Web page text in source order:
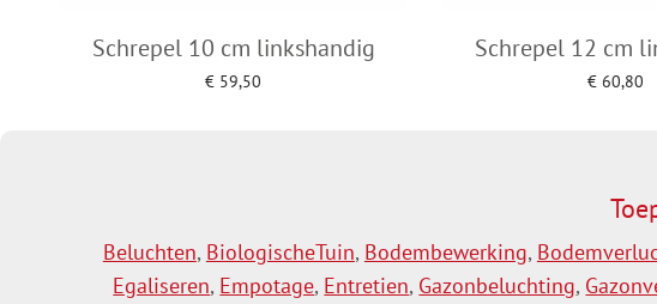
Schrepel 10 cm linkshandig
€ 59,50
Schrepel 12 cm
€ 60,80
Beluchten, BiologischeTuin, Bodembewerking,
Egaliseren, Empotage, Entretien, Gazonbeluchting,